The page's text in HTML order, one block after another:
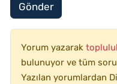
Gönder
Yorum yazarak
bulunuyor ve tüm
Yazılan yorumlardan